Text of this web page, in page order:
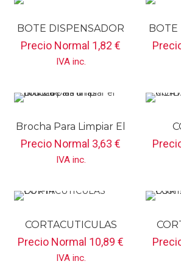
BOTE DISPENSADOR
D8 Cuadrado Blanco
Precio Normal 1,82 €
IVA inc.
BOTE
D8
Brocha Para Limpiar El
Polvo De Las Uñas
605026
Precio Normal 3,63 €
IVA inc.
CORTACUTICULAS
D07-14
Precio Normal 10,89 €
IVA inc.